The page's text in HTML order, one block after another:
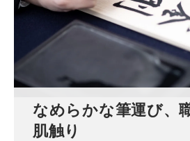
なめらかな筆運び、
肌触り